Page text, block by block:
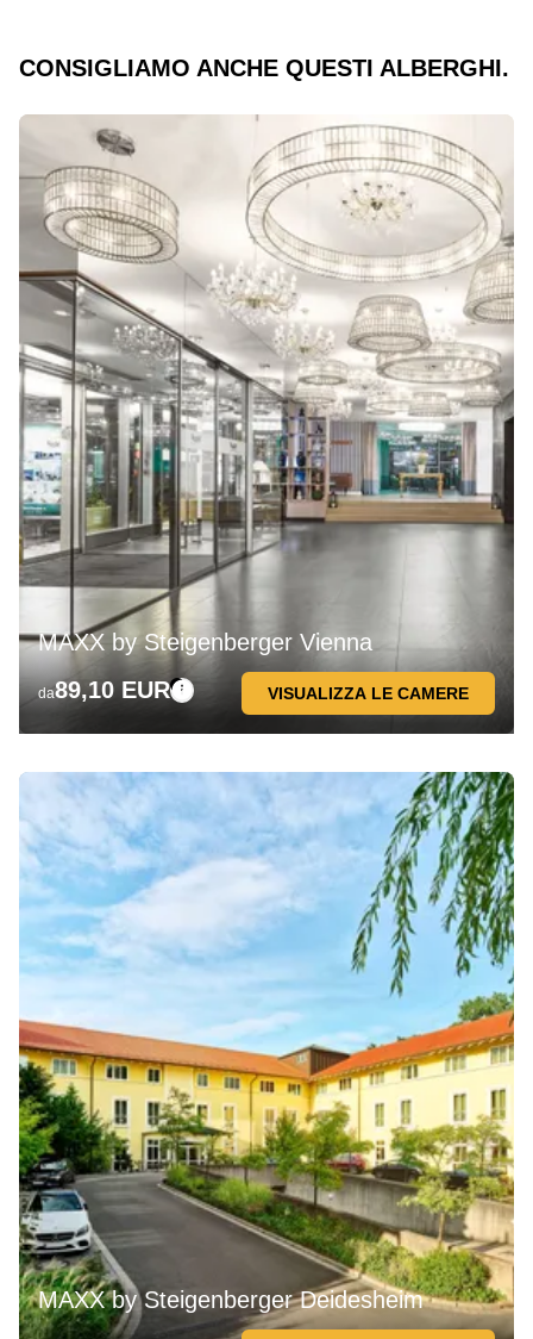
CONSIGLIAMO ANCHE QUESTI ALBERGHI.
MAXX by Steigenberger Vienna
da89,10 EUR VISUALIZZA LE CAMERE
MAXX by Steigenberger Deidesheim